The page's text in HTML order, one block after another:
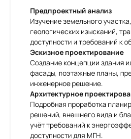
Предпроектный анализ
Изучение земельного
геологических изысканий,
доступности и требований к
Эскизное проектирование
Создание концепции здания
фасады, поэтажные планы,
инженерное решение.
Архитектурное
Подробная проработка
решений, внешнего вида и
учёт требований к
доступности для МГН.